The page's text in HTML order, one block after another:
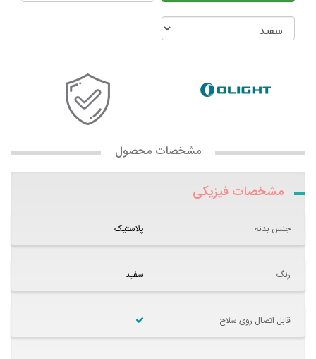
مشخصات محصول
مشخصات فیزیکی
جنس بدنه پلاستیک
رنگ سفید
قابل اتصال روی سلاح